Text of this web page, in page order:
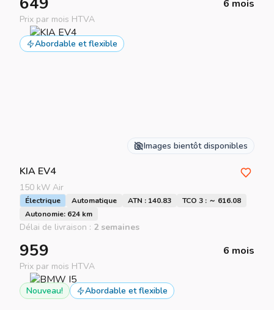
6 mois
Prix par mois HTVA
Abordable et flexible
Images bientôt disponibles
KIA EV4
150 kW Air
Électrique Automatique ATN : 140.83
TCO 3 : ～ 616.08
Autonomie: 624 km
Délai de livraison : 2 semaines
959 6 mois
Prix par mois HTVA
Nouveau! Abordable et flexible